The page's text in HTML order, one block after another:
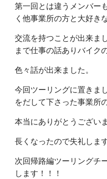
第一回とは違うメンバー
く他事業所の方と大好き
交流を持つことが出来ま
まで仕事の話ありバイク
色々話が出来ました。
今回ツーリングに置きま
をだして下さった事業所
本当にありがとうござい
長くなったので失礼しま
次回帰路編ツーリングチ
します！！！